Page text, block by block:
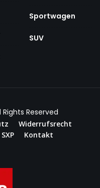
Sportwagen
SUV
Rights Reserved
Widerrufsrecht
Kontakt